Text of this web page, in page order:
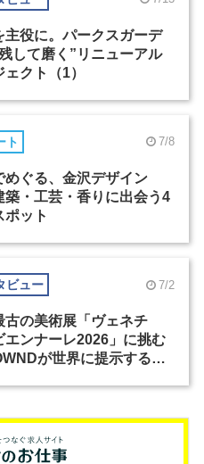
主役に。パークスガーデ
して磨く”リニューアル
ェクト（1）
ト 7/8
めぐる、金沢デザイン
築・工芸・香りに出会う4
ポット
ビュー 7/2
古の美術展「ヴェネチ
エンナーレ2026」に挑む
が世界に提示する美